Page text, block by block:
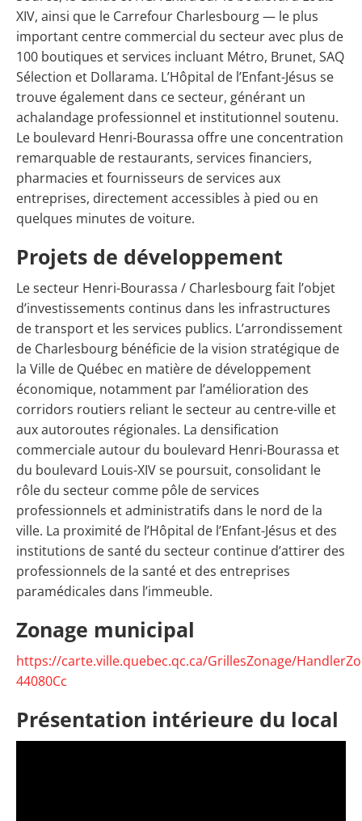
XIV, ainsi que le Carrefour Charlesbourg — le plus
important centre commercial du secteur avec plus de
100 boutiques et services incluant Métro, Brunet, SAQ
Sélection et Dollarama. L’Hôpital de l’Enfant-Jésus se
trouve également dans ce secteur, générant un
achalandage professionnel et institutionnel soutenu.
Le boulevard Henri-Bourassa offre une concentration
remarquable de restaurants, services financiers,
pharmacies et fournisseurs de services aux
entreprises, directement accessibles à pied ou en
quelques minutes de voiture.
Projets de développement
Le secteur Henri-Bourassa / Charlesbourg fait l’objet
d’investissements continus dans les infrastructures
de transport et les services publics. L’arrondissement
de Charlesbourg bénéficie de la vision stratégique de
la Ville de Québec en matière de développement
économique, notamment par l’amélioration des
corridors routiers reliant le secteur au centre-ville et
aux autoroutes régionales. La densification
commerciale autour du boulevard Henri-Bourassa et
du boulevard Louis-XIV se poursuit, consolidant le
rôle du secteur comme pôle de services
professionnels et administratifs dans le nord de la
ville. La proximité de l’Hôpital de l’Enfant-Jésus et des
institutions de santé du secteur continue d’attirer des
professionnels de la santé et des entreprises
paramédicales dans l’immeuble.
Zonage municipal
https://carte.ville.quebec.qc.ca/GrillesZonage/
44080Cc
Présentation intérieure du local